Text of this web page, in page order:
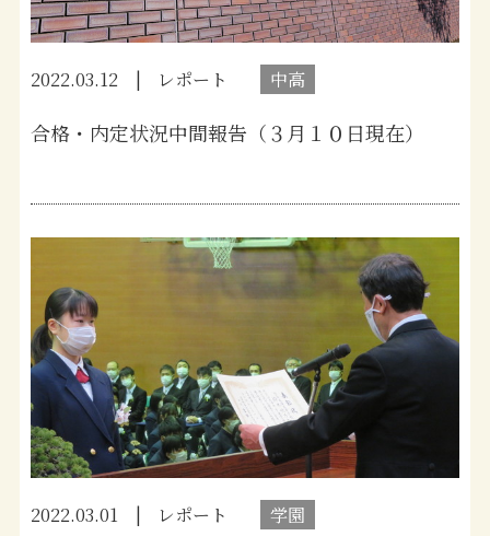
2022.03.12 レポート 中高
合格・内定状況中間報告（３月１０日現在）
2022.03.01 レポート 学園